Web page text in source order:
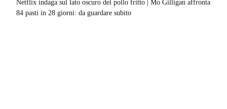
Netflix indaga sul lato oscuro del pollo fritto | Mo Gilligan affronta
84 pasti in 28 giorni: da guardare subito